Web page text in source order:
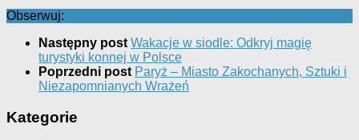
Obserwuj:
Następny post Wakacje w siodle: Odkryj magię
turystyki konnej w Polsce
Poprzedni post Paryż – Miasto Zakochanych, Sztuki i
Niezapomnianych Wrażeń
Kategorie